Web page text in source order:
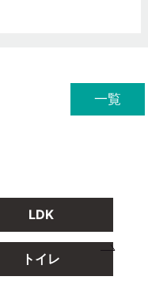
一覧
LDK
トイレ